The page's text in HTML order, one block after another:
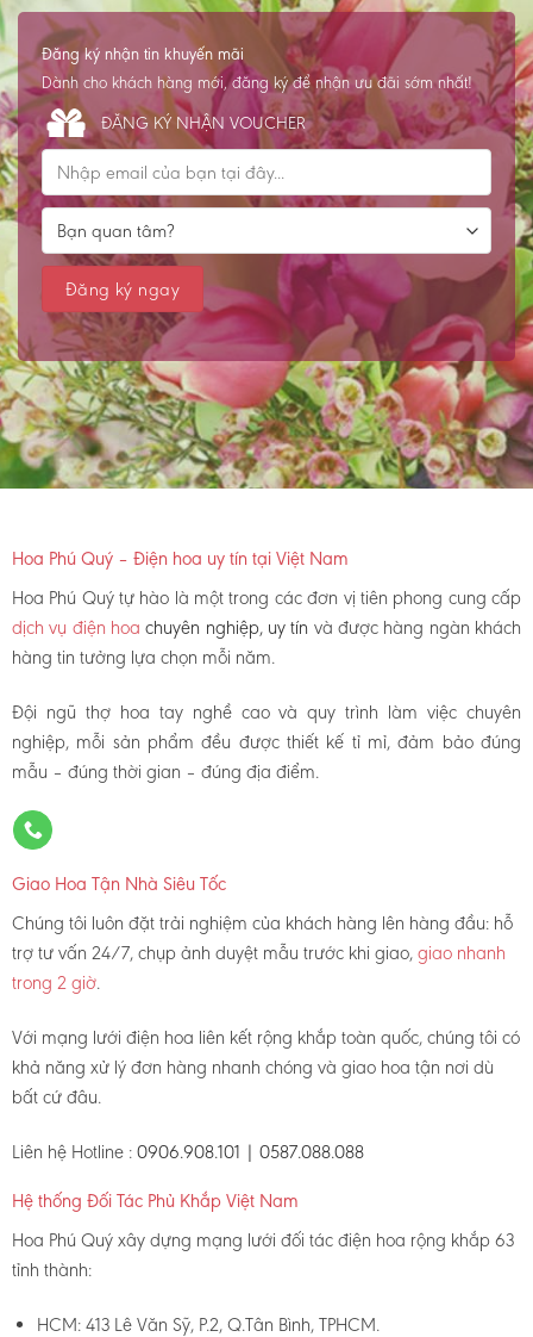
Đăng ký nhận tin khuyến mãi
Dành cho khách hàng mới, đăng ký để nhận ưu đãi sớm nhất!
ĐĂNG KÝ NHẬN VOUCHER
Hoa Phú Quý – Điện hoa uy tín tại Việt Nam
Hoa Phú Quý tự hào là một trong các đơn vị tiên phong cung cấp
dịch vụ điện hoachuyên nghiệp, uy tín và được hàng ngàn khách
hàng tin tưởng lựa chọn mỗi năm.
Đội ngũ thợ hoa tay nghề cao và quy trình làm việc chuyên
nghiệp, mỗi sản phẩm đều được thiết kế tỉ mỉ, đảm bảo đúng
mẫu – đúng thời gian – đúng địa điểm.
Giao Hoa Tận Nhà Siêu Tốc
Chúng tôi luôn đặt trải nghiệm của khách hàng lên hàng đầu: hỗ
trợ tư vấn 24/7, chụp ảnh duyệt mẫu trước khi giao,giao nhanh
trong 2 giờ.
Với mạng lưới điện hoa liên kết rộng khắp toàn quốc, chúng tôi có
khả năng xử lý đơn hàng nhanh chóng và giao hoa tận nơi dù
bất cứ đâu.
Liên hệ Hotline : 0906.908.101 | 0587.088.088
Hệ thống Đối Tác Phủ Khắp Việt Nam
Hoa Phú Quý xây dựng mạng lưới đối tác điện hoa rộng khắp 63
tỉnh thành:
HCM: 413 Lê Văn Sỹ, P.2, Q.Tân Bình, TPHCM.